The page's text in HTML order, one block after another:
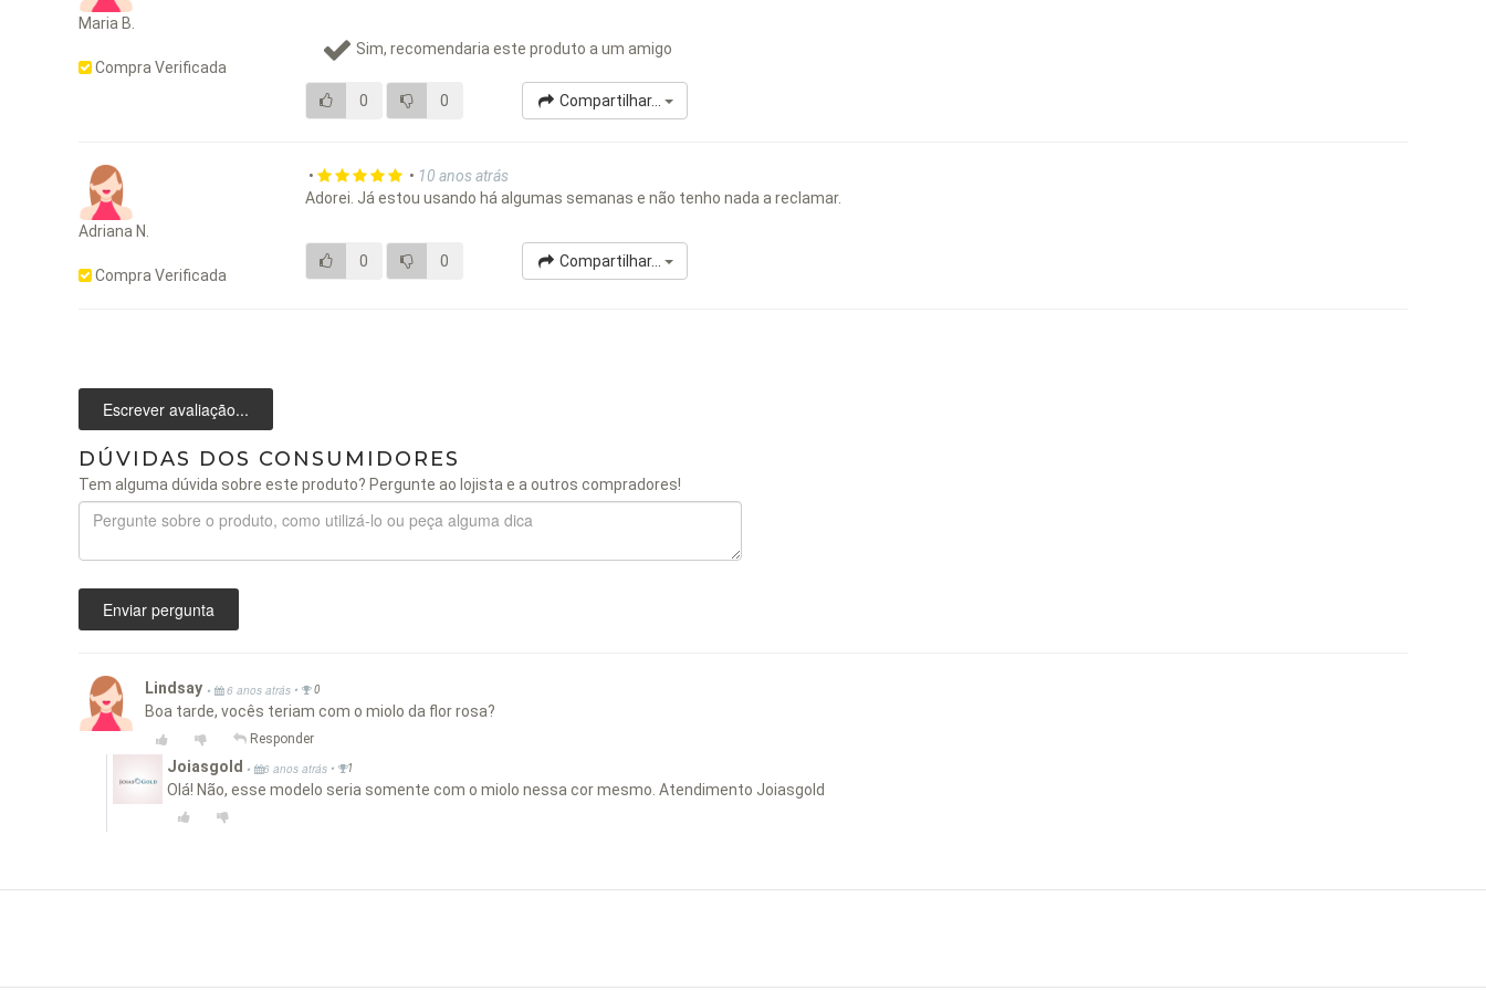
Maria B.
Compra Verificada
Sim, recomendaria este produto a um amigo
0 0 Compartilhar...
Adriana N.
Compra Verificada
• • 10 anos atrás
Adorei. Já estou usando há algumas semanas e não tenho nada a reclamar.
0 0 Compartilhar...
Escrever avaliação...
DÚVIDAS DOS CONSUMIDORES
Tem alguma dúvida sobre este produto? Pergunte ao lojista e a outros compradores!
Enviar pergunta
Lindsay • 6 anos atrás • 0
Boa tarde, vocês teriam com o miolo da flor rosa?
Responder
Joiasgold • 6 anos atrás • 1
Olá! Não, esse modelo seria somente com o miolo nessa cor mesmo. Atendimento Joiasgold